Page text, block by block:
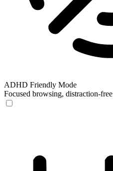
ADHD Friendly Mode
Focused browsing, distraction-free